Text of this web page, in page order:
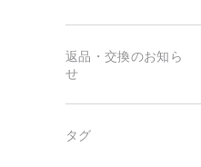
返品・交換のお知ら
せ
タグ